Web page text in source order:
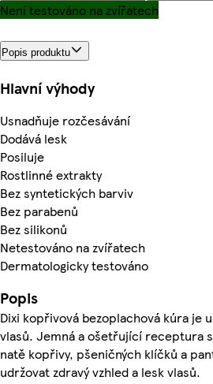
Není testováno na zvířatech
Popis produktu
Hlavní výhody
Usnadňuje rozčesávání
Dodává lesk
Posiluje
Rostlinné extrakty
Bez syntetických barviv
Bez parabenů
Bez silikonů
Netestováno na zvířatech
Dermatologicky testováno
Popis
Dixi kopřivová bezoplachová kúra je
vlasů. Jemná a ošetřující receptura
natě kopřivy, pšeničných klíčků a
udržovat zdravý vzhled a lesk vlasů.